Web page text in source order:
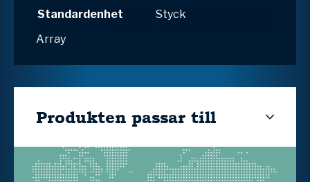
Standardenhet
Styck
Array
Produkten passar till